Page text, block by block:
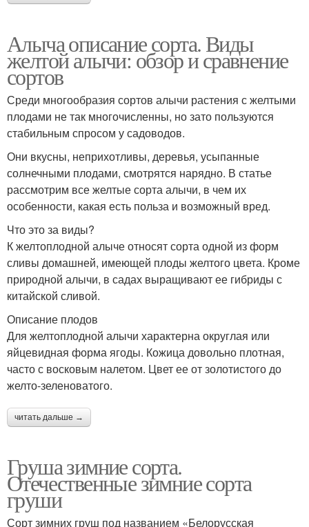
Алыча описание сорта. Виды
желтой алычи: обзор и сравнение
сортов
Среди многообразия сортов алычи растения с желтыми
плодами не так многочисленны, но зато пользуются
стабильным спросом у садоводов.
Они вкусны, неприхотливы, деревья, усыпанные
солнечными плодами, смотрятся нарядно. В статье
рассмотрим все желтые сорта алычи, в чем их
особенности, какая есть польза и возможный вред.
Что это за виды?
К желтоплодной алыче относят сорта одной из форм
сливы домашней, имеющей плоды желтого цвета. Кроме
природной алычи, в садах выращивают ее гибриды с
китайской сливой.
Описание плодов
Для желтоплодной алычи характерна округлая или
яйцевидная форма ягоды. Кожица довольно плотная,
часто с восковым налетом. Цвет ее от золотистого до
желто-зеленоватого.
читать дальше →
Груша зимние сорта.
Отечественные зимние сорта
груши
Сорт зимних груш под названием «Белорусская